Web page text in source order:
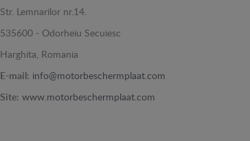
Str. Lemnarilor nr.14.
535600 - Odorheiu Secuiesc
Harghita, Romania
E-mail: info@motorbeschermplaat.com
Site: www.motorbeschermplaat.com